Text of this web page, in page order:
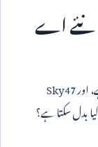
نئے اے
اورSky47
بدل سکتا ہے؟